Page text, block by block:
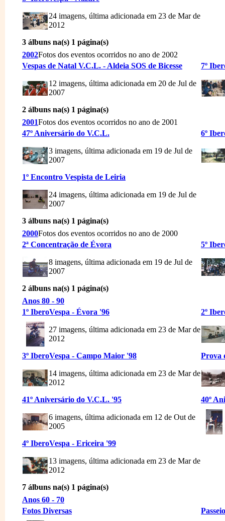
24 imagens, última adicionada em 23 de Mar de
2012
3 álbuns na(s) 1 página(s)
2002Fotos dos eventos ocorridos no ano de 2002
Vespas de Natal V.C.L. - Aldeia SOS de Bicesse
12 imagens, última adicionada em 20 de Jul de
2007
7º
2 álbuns na(s) 1 página(s)
2001Fotos dos eventos ocorridos no ano de 2001
47º Aniversário do V.C.L.
3 imagens, última adicionada em 19 de Jul de
2007
6º
1º Encontro Vespista de Leiria
24 imagens, última adicionada em 19 de Jul de
2007
3 álbuns na(s) 1 página(s)
2000Fotos dos eventos ocorridos no ano de 2000
2ª Concentração de Évora
8 imagens, última adicionada em 19 de Jul de
2007
5º
2 álbuns na(s) 1 página(s)
Anos 80 - 90
1º IberoVespa - Évora '96
27 imagens, última adicionada em 23 de Mar de
2012
2º
3º IberoVespa - Campo Maior '98
14 imagens, última adicionada em 23 de Mar de
2012
Prova
41º Aniversário do V.C.L. '95
6 imagens, última adicionada em 12 de Out de
2005
40º
4º IberoVespa - Ericeira '99
13 imagens, última adicionada em 23 de Mar de
2012
7 álbuns na(s) 1 página(s)
Anos 60 - 70
Fotos Diversas